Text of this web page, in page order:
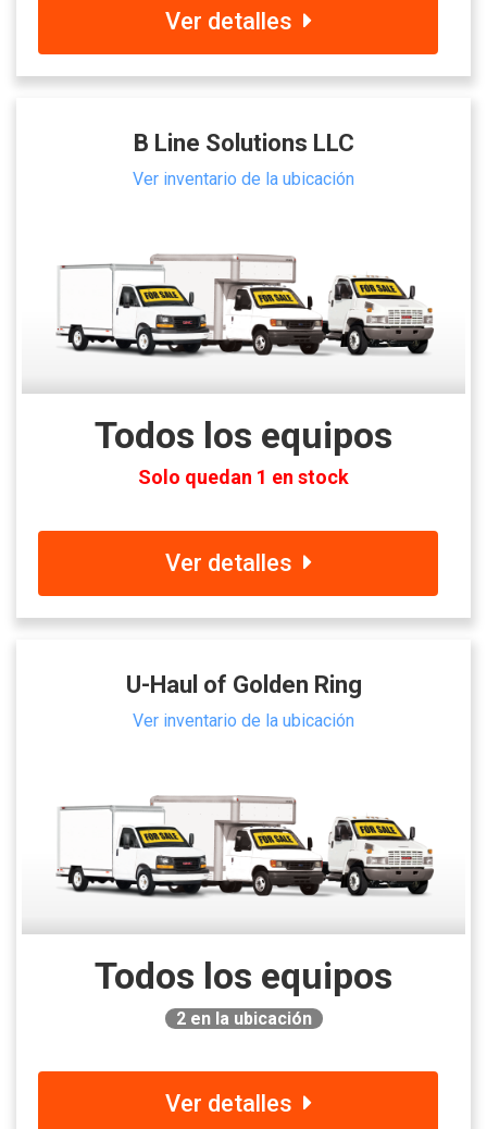
Ver detalles
B Line Solutions LLC
Ver inventario de la ubicación
Todos los equipos
Solo quedan 1 en stock
Ver detalles
U-Haul of Golden Ring
Ver inventario de la ubicación
Todos los equipos
2en la ubicación
Ver detalles